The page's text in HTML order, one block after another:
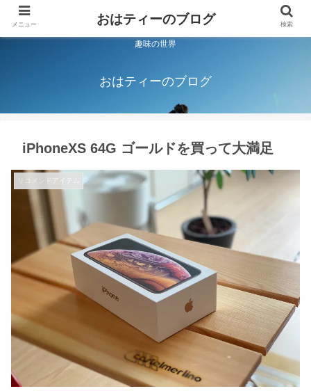
趣味の世界
おはティーのブログ
iPhoneXS 64G ゴールドを買って大満足
リコメンドアイテム
メニュー おはティーのブログ 検索